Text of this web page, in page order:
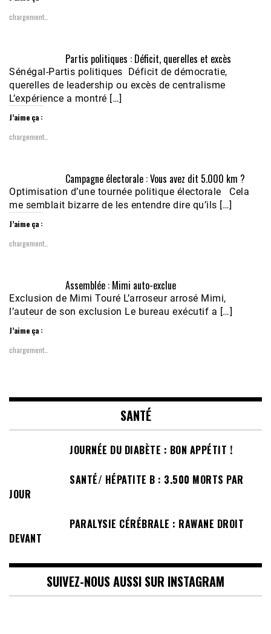
chargement…
Partis politiques : Déficit, querelles et excès
Sénégal-Partis politiques Déficit de démocratie,
querelles de leadership ou excès de centralisme
L’expérience a montré […]
J’aime ça :
chargement…
Campagne électorale : Vous avez dit 5.000 km ?
Optimisation d’une tournée politique électorale Cela
me semblait bizarre de les entendre dire qu’ils […]
J’aime ça :
chargement…
Assemblée : Mimi auto-exclue
Exclusion de Mimi Touré L’arroseur arrosé Mimi,
l’auteur de son exclusion Le bureau exécutif a […]
J’aime ça :
chargement…
SANTÉ
JOURNÉE DU DIABÈTE : BON APPÉTIT !
SANTÉ/ HÉPATITE B : 3.500 MORTS PAR
JOUR
PARALYSIE CÉRÉBRALE : RAWANE DROIT
DEVANT
SUIVEZ-NOUS AUSSI SUR INSTAGRAM